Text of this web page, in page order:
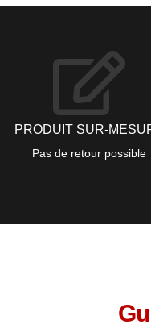
PRODUIT SUR-
Pas de retour possible